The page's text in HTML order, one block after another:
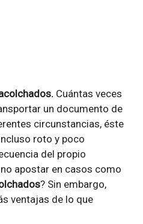
Cuántas veces
un documento de
circunstancias, éste
roto y poco
del propio
apostar en casos como
? Sin embargo,
ventajas de lo que